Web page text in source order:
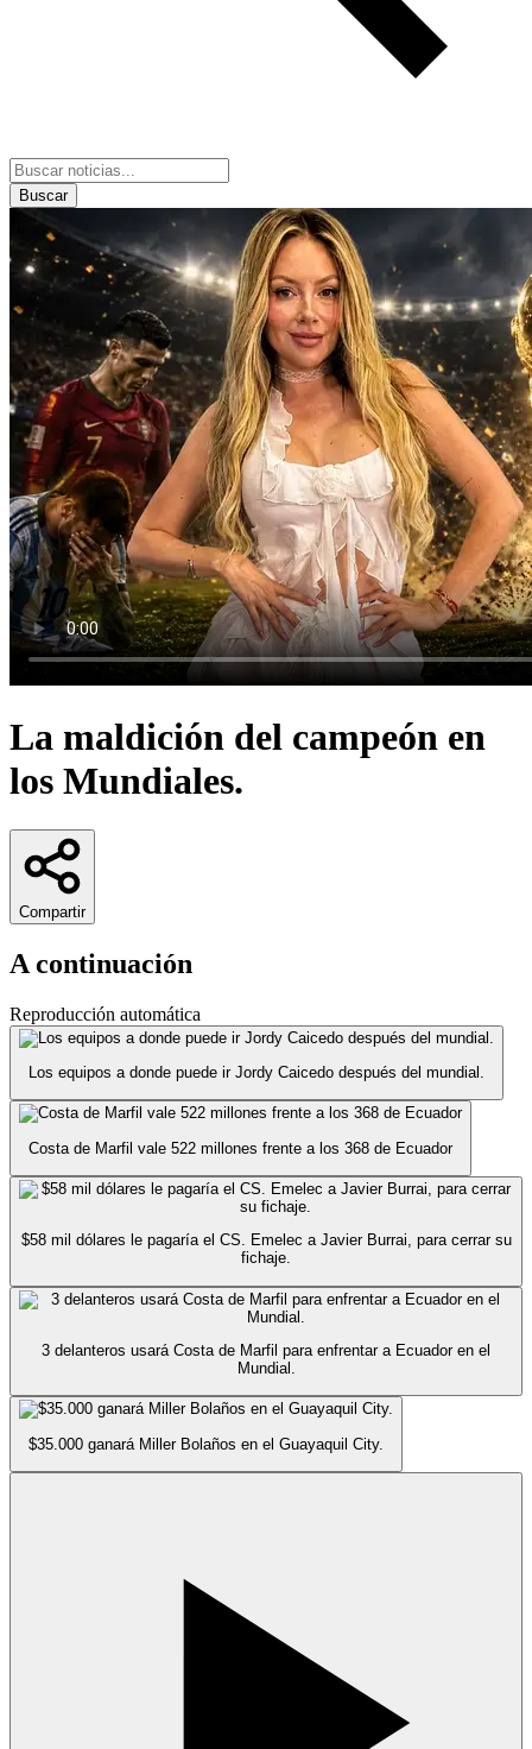
Buscar
La maldición del campeón en
los Mundiales.
Compartir
A continuación
Reproducción automática
Los equipos a donde puede ir Jordy Caicedo después del mundial.
Costa de Marfil vale 522 millones frente a los 368 de Ecuador
$58 mil dólares le pagaría el CS. Emelec a Javier Burrai, para cerrar su
fichaje.
3 delanteros usará Costa de Marfil para enfrentar a Ecuador en el
Mundial.
$35.000 ganará Miller Bolaños en el Guayaquil City.